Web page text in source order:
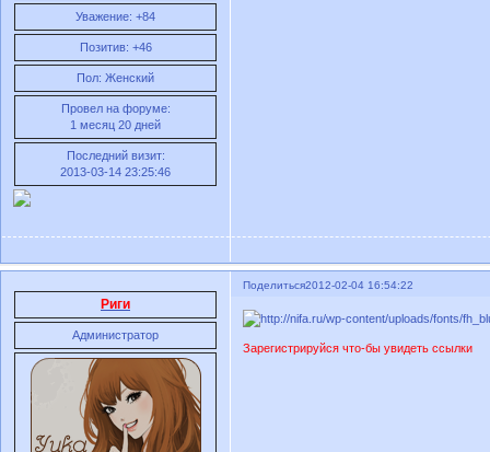
Уважение: +84
Позитив: +46
Пол: Женский
Провел на форуме:
1 месяц 20 дней
Последний визит:
2013-03-14 23:25:46
Поделиться2012-02-04 16:54:22
Риги
Администратор
Зарегистрируйся что-бы увидеть ссылки